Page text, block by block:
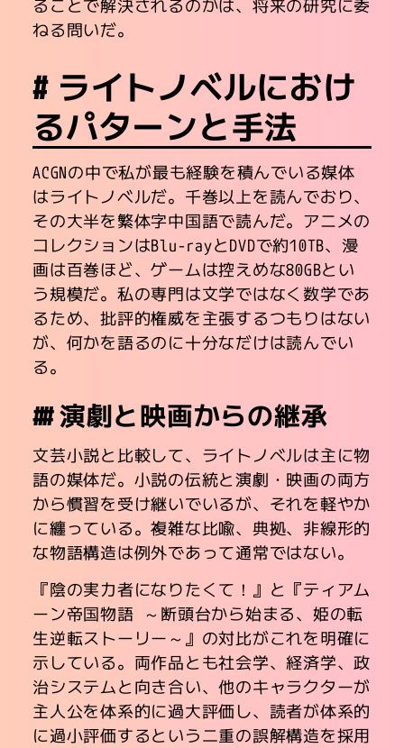
ることで解決されるのかは、将来の研究に委
ねる問いだ。
ライトノベルにおけ
るパターンと手法
ACGNの中で私が最も経験を積んでいる媒体
はライトノベルだ。千巻以上を読んでおり、
その大半を繁体字中国語で読んだ。アニメの
コレクションはBlu-rayとDVDで約10TB、漫
画は百巻ほど、ゲームは控えめな80GBとい
う規模だ。私の専門は文学ではなく数学であ
るため、批評的権威を主張するつもりはない
が、何かを語るのに十分なだけは読んでい
る。
演劇と映画からの継承
文芸小説と比較して、ライトノベルは主に物
語の媒体だ。小説の伝統と演劇・映画の両方
から慣習を受け継いでいるが、それを軽やか
に纏っている。複雑な比喩、典拠、非線形的
な物語構造は例外であって通常ではない。
『陰の実力者になりたくて！』と『ティアム
ーン帝国物語 ～断頭台から始まる、姫の転
生逆転ストーリー～』の対比がこれを明確に
示している。両作品とも社会学、経済学、政
治システムと向き合い、他のキャラクターが
主人公を体系的に過大評価し、読者が体系的
に過小評価するという二重の誤解構造を採用